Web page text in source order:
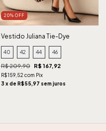
20% OFF
Vestido Juliana Tie-Dye
Terroso
40 42 44 46
R$ 209,90 R$ 167,92
R$159,52 com Pix
3 x de R$55,97 sem juros